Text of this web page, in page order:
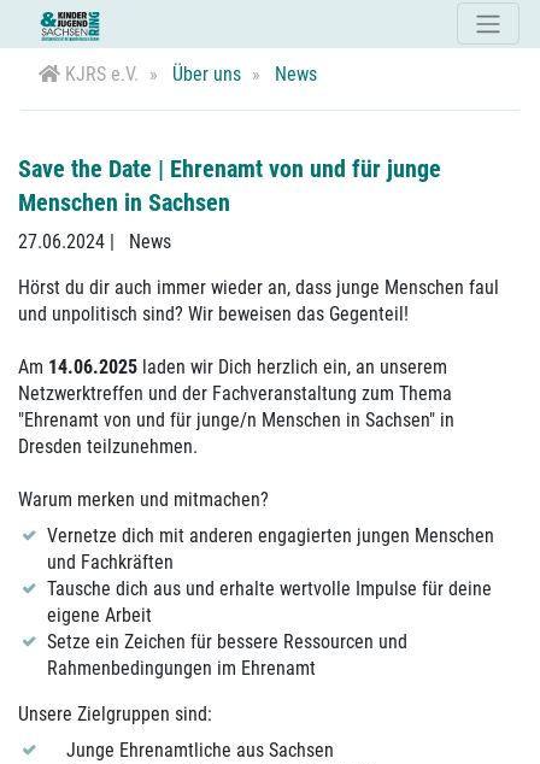
KJRS e.V. Über uns News
Save the Date | Ehrenamt von und für junge
Menschen in Sachsen
27.06.2024
News
Hörst du dir auch immer wieder an, dass junge Menschen faul
und unpolitisch sind? Wir beweisen das Gegenteil!
Am 14.06.2025 laden wir Dich herzlich ein, an unserem
Netzwerktreffen und der Fachveranstaltung zum Thema
"Ehrenamt von und für junge/n Menschen in Sachsen" in
Dresden teilzunehmen.
Warum merken und mitmachen?
Vernetze dich mit anderen engagierten jungen Menschen
und Fachkräften
Tausche dich aus und erhalte wertvolle Impulse für deine
eigene Arbeit
Setze ein Zeichen für bessere Ressourcen und
Rahmenbedingungen im Ehrenamt
Unsere Zielgruppen sind:
Junge Ehrenamtliche aus Sachsen